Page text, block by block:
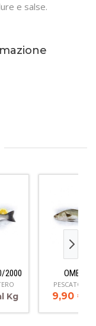
e salse.
2000
Kg
PESCATO
9,90 €